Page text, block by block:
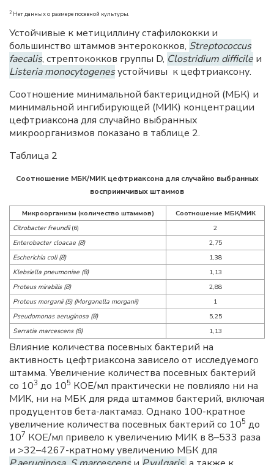
2 Нет данных о размере посевной культуры.
Устойчивые к метициллину стафилококки и
большинство штаммов энтерококков, Streptococcus
faecalis, стрептококков группы D, Clostridium difficile и
Listeria monocytogenesустойчивы к цефтриаксону.
Соотношение минимальной бактерицидной (MБК) и
минимальной ингибирующей (МИК) концентрации
цефтриаксона для случайно выбранных
микроорганизмов показано в таблице 2.
Таблица 2
Соотношение МБК/MИК цефтриаксона для случайно выбранных
восприимчивых штаммов
Микроорганизм (количество штаммов)
Соотношение MБК/MИК
Citrobacter freundii(6)
2
Enterobacter cloacae (8)
2,75
Escherichia coli (8)
1,38
Klebsiella pneumoniae (8)
1,13
Proteus mirabilis (8)
2,88
Proteus morganii (5) (Morganella morganii)
1
Pseudomonas aeruginosa (8)
5,25
Serratia marcescens (8)
1,13
Влияние количества посевных бактерий на
активность цефтриаксона зависело от исследуемого
штамма. Увеличение количества посевных бактерий
со 103 до 105 КОЕ/мл практически не повлияло ни на
МИК, ни на MБК для ряда штаммов бактерий, включая
продуцентов бета-лактамаз. Однако 100-кратное
увеличение количества посевных бактерий со 105 до
107 КОЕ/мл привело к увеличению MИК в 8–533 раза
и >32–4267-кратному увеличению MБК для